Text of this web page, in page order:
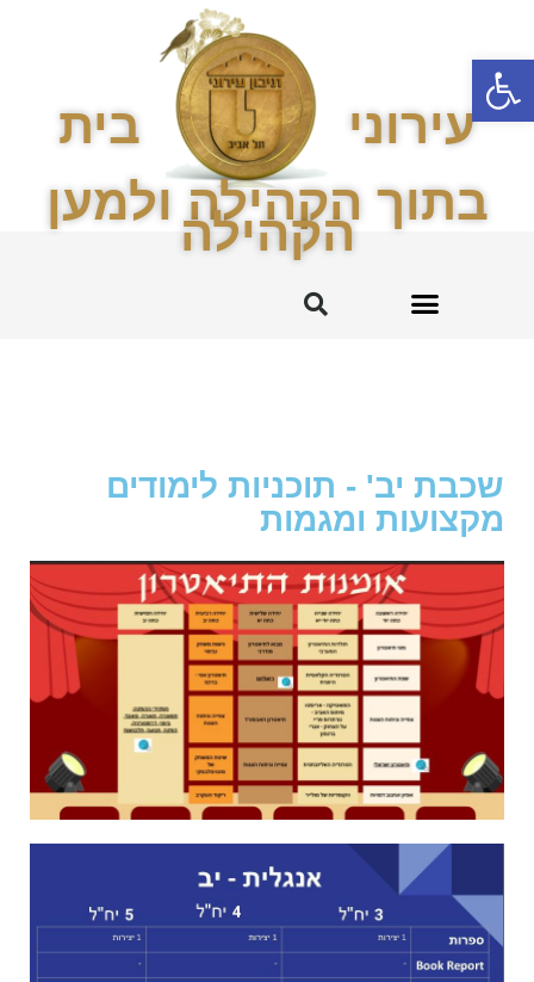
פתח סרגל נגישות
עירוני
בית
בתוך הקהילה ולמען
הקהילה
שכבת יב' - תוכניות לימודים
מקצועות ומגמות